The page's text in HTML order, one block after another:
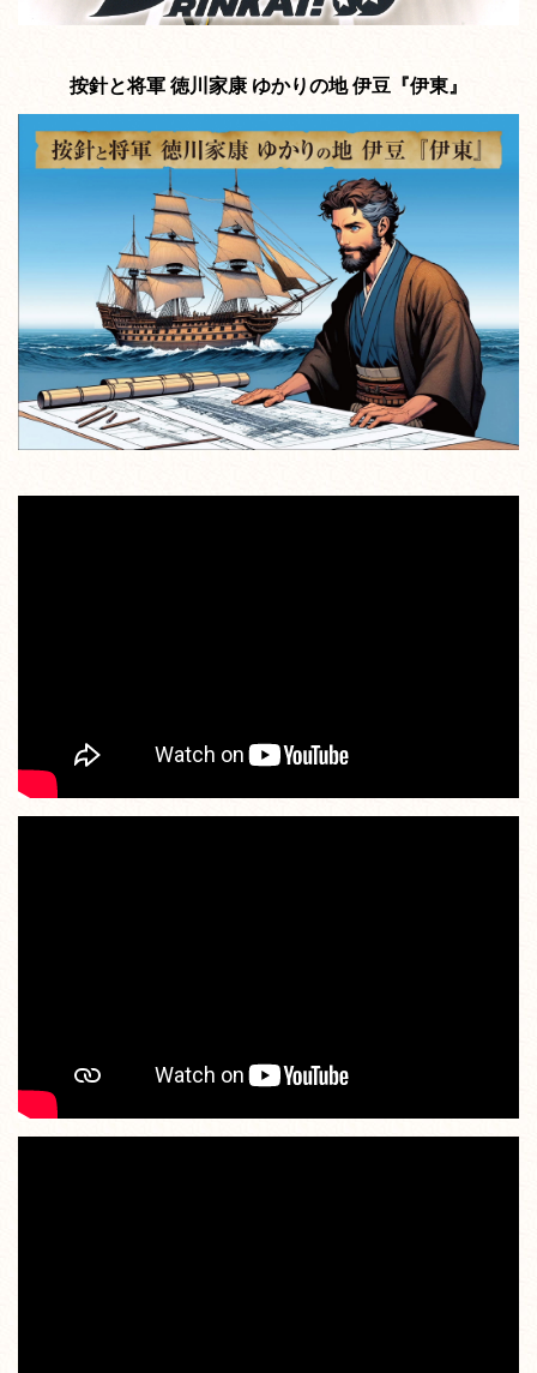
按針と将軍 徳川家康 ゆかりの地 伊豆『伊東』